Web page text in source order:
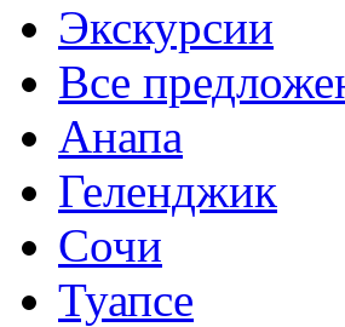
Экскурсии
Все
Анапа
Геленджик
Сочи
Туапсе